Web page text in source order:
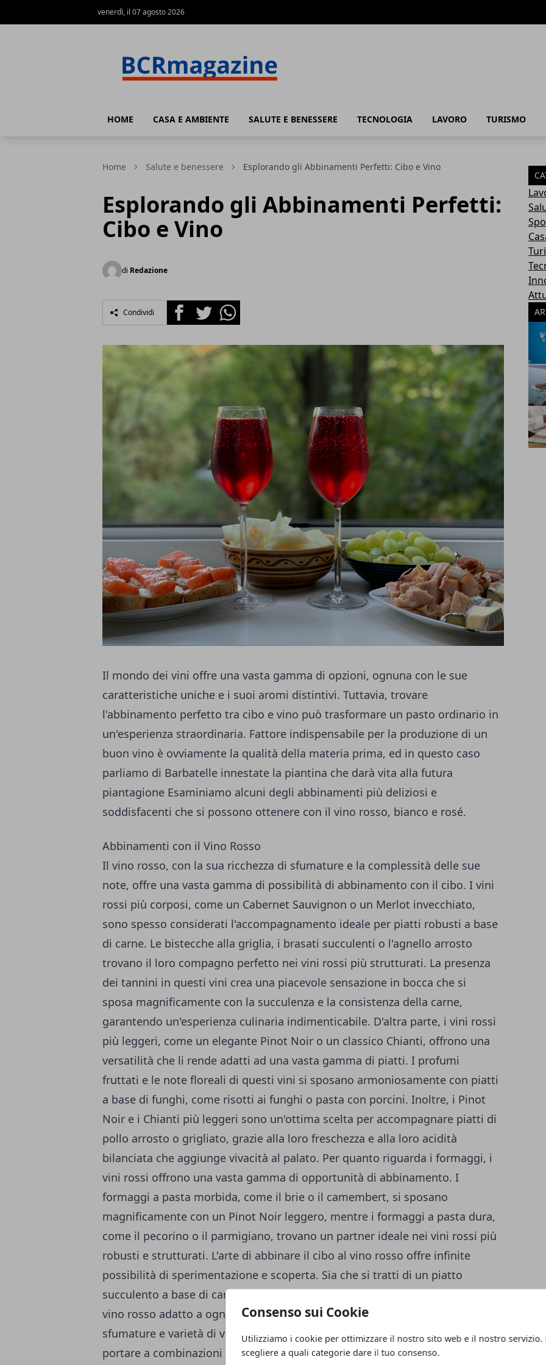
Consenso sui Cookie
Utilizziamo i cookie per ottimizzare il nostro sito web e il nostro servizio.
scegliere a quali categorie dare il tuo consenso.
venerdì, il 07 agosto 2026
HOME CASA E AMBIENTE SALUTE E BENESSERE TECNOLOGIA LAVORO TURISMO
Home Salute e benessere Esplorando gli Abbinamenti Perfetti: Cibo e Vino
Esplorando gli Abbinamenti Perfetti:
Cibo e Vino
di Redazione
Condividi FacebookTwitterWhatsapp
Il mondo dei vini offre una vasta gamma di opzioni, ognuna con le sue
caratteristiche uniche e i suoi aromi distintivi. Tuttavia, trovare
l'abbinamento perfetto tra cibo e vino può trasformare un pasto ordinario in
un'esperienza straordinaria. Fattore indispensabile per la produzione di un
buon vino è ovviamente la qualità della materia prima, ed in questo caso
parliamo di Barbatelle innestate la piantina che darà vita alla futura
piantagione Esaminiamo alcuni degli abbinamenti più deliziosi e
soddisfacenti che si possono ottenere con il vino rosso, bianco e rosé.
Abbinamenti con il Vino Rosso
Il vino rosso, con la sua ricchezza di sfumature e la complessità delle sue
note, offre una vasta gamma di possibilità di abbinamento con il cibo. I vini
rossi più corposi, come un Cabernet Sauvignon o un Merlot invecchiato,
sono spesso considerati l'accompagnamento ideale per piatti robusti a base
di carne. Le bistecche alla griglia, i brasati succulenti o l'agnello arrosto
trovano il loro compagno perfetto nei vini rossi più strutturati. La presenza
dei tannini in questi vini crea una piacevole sensazione in bocca che si
sposa magnificamente con la succulenza e la consistenza della carne,
garantendo un'esperienza culinaria indimenticabile. D'altra parte, i vini rossi
più leggeri, come un elegante Pinot Noir o un classico Chianti, offrono una
versatilità che li rende adatti ad una vasta gamma di piatti. I profumi
fruttati e le note floreali di questi vini si sposano armoniosamente con piatti
a base di funghi, come risotti ai funghi o pasta con porcini. Inoltre, i Pinot
Noir e i Chianti più leggeri sono un'ottima scelta per accompagnare piatti di
pollo arrosto o grigliato, grazie alla loro freschezza e alla loro acidità
bilanciata che aggiunge vivacità al palato. Per quanto riguarda i formaggi, i
vini rossi offrono una vasta gamma di opportunità di abbinamento. I
formaggi a pasta morbida, come il brie o il camembert, si sposano
magnificamente con un Pinot Noir leggero, mentre i formaggi a pasta dura,
come il pecorino o il parmigiano, trovano un partner ideale nei vini rossi più
robusti e strutturati. L'arte di abbinare il cibo al vino rosso offre infinite
possibilità di sperimentazione e scoperta. Sia che si tratti di un piatto
succulento a base di carne o di un pasto leggero a base di verdure, c'è un
vino rosso adatto a ogni occasione e a ogni palato. Esplorare le diverse
sfumature e varietà di vini rossi può arricchire l'esperienza culinaria e
portare a combinazioni di sapori sorprendenti e appaganti per il palato.